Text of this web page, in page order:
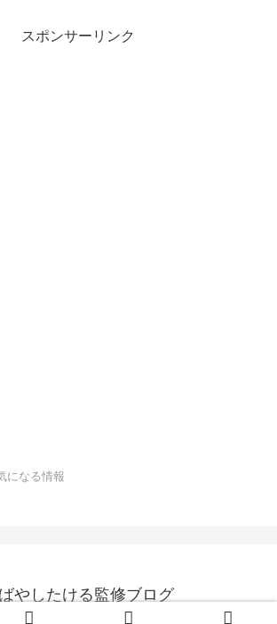
スポンサーリンク
になる情報
やしたける監修ブログ
こばやしたける監修ブログ.